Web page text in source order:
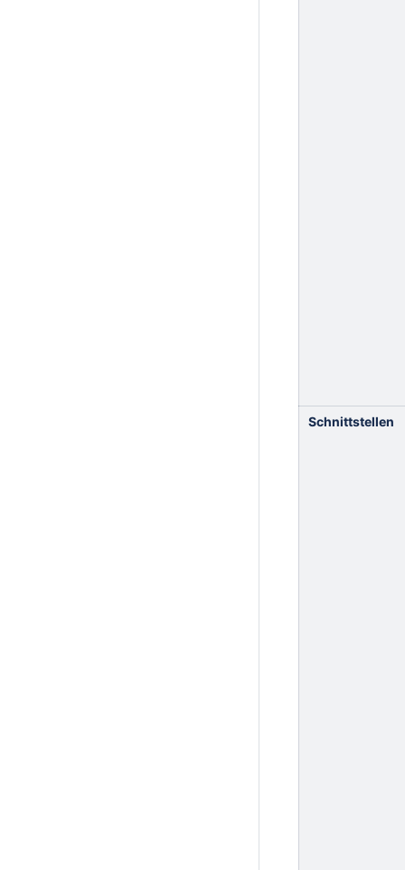
Schnittstellen